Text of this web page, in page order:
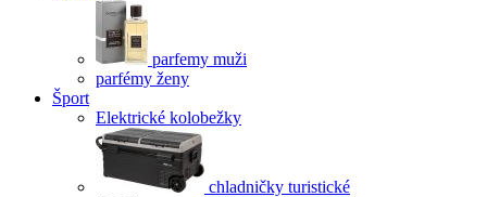
parfemy muži
parfémy ženy
Šport
Elektrické kolobežky
chladničky turistické